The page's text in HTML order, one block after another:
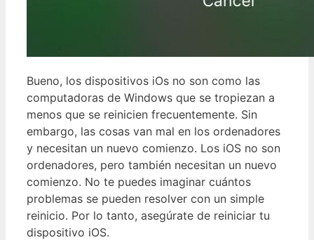
Bueno, los dispositivos iOs no son como las
computadoras de Windows que se tropiezan a
menos que se reinicien frecuentemente. Sin
embargo, las cosas van mal en los ordenadores
y necesitan un nuevo comienzo. Los iOS no son
ordenadores, pero también necesitan un nuevo
comienzo. No te puedes imaginar cuántos
problemas se pueden resolver con un simple
reinicio. Por lo tanto, asegúrate de reiniciar tu
dispositivo iOS.